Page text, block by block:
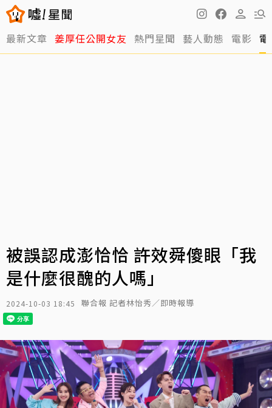
最新文章 姜厚任公開女友 熱門星聞 藝人動態 電影
被誤認成澎恰恰 許效舜傻眼「我
是什麼很醜的人嗎」
2024-10-03 18:45 聯合報 記者林怡秀／即時報導